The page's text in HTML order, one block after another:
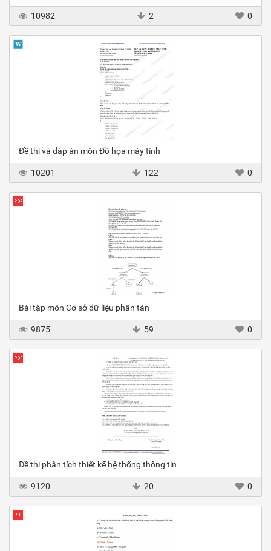
10982 2 0
Đề thi và đáp án môn Đồ họa máy tính
10201 122 0
Bài tập môn Cơ sở dữ liệu phân tán
9875 59 0
Đề thi phân tích thiết kế hệ thống thông tin
9120 20 0